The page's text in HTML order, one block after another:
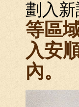
劃入
等區
入安
內。